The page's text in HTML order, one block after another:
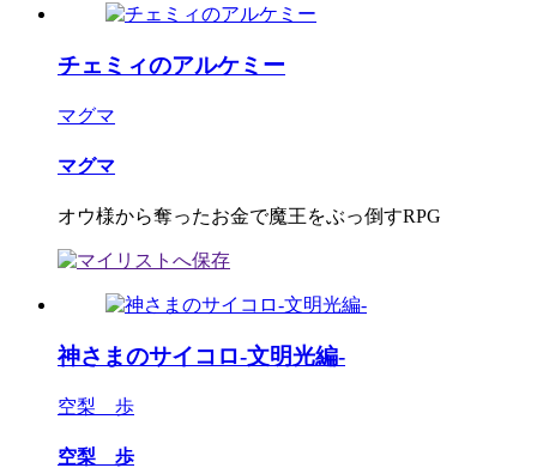
チェミィのアルケミー
マグマ
マグマ
オウ様から奪ったお金で魔王をぶっ倒すRPG
神さまのサイコロ-文明光編-
空梨 歩
空梨 歩